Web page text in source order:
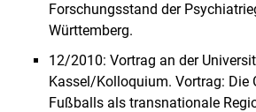
Forschungsstand der
Württemberg.
12/2010: Vortrag an der
Kassel/Kolloquium. Vortrag: Die
Fußballs als transnationale